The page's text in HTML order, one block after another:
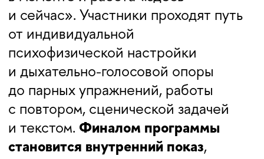
Метод учит
не демонстрировать эмоцию,
а действительно слышать
партнёра и реагировать на него
в моменте.
ЖИВОЙ
КОНТАКТ